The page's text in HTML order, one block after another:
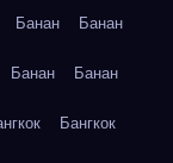
Банан Банан
Банан Банан
Бангкок